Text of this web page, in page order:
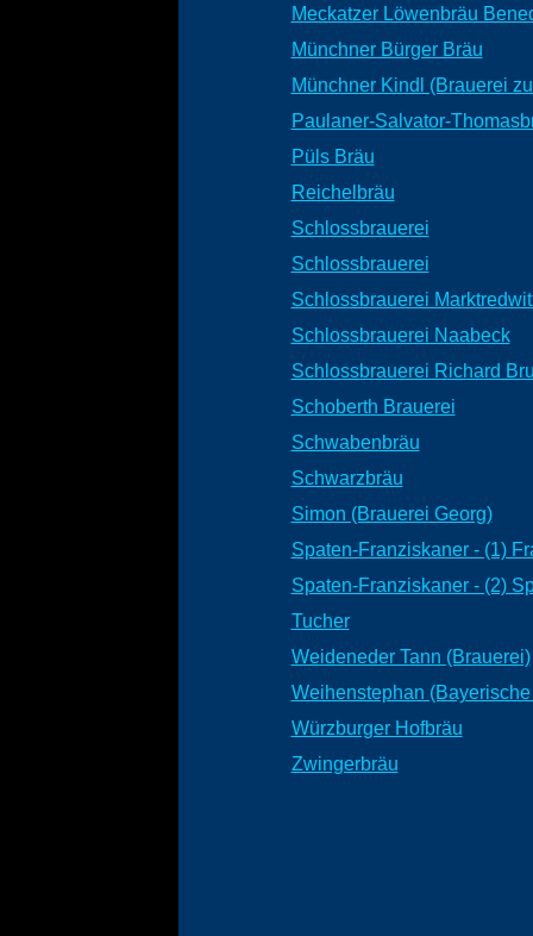
Meckatzer Löwenbräu
Münchner Bürger Bräu
Münchner Kindl (Brauerei
Paulaner-Salvator-
Püls Bräu
Reichelbräu
Schlossbrauerei
Schlossbrauerei
Schlossbrauerei
Schlossbrauerei Naabeck
Schlossbrauerei Richard
Schoberth Brauerei
Schwabenbräu
Schwarzbräu
Simon (Brauerei Georg)
Spaten-Franziskaner - (1)
Spaten-Franziskaner - (2)
Tucher
Weideneder Tann (Brauerei)
Weihenstephan
Würzburger Hofbräu
Zwingerbräu